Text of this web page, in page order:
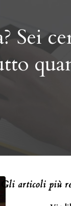
Sei
Gli articoli più